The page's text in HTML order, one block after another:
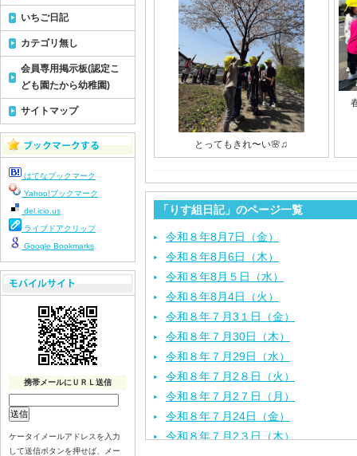
とってもきれ〜い🌸♫
「りす組日記」のページ一覧
令和８年8月7日（金）
令和８年8月6日（木）
令和８年8月５日（水）
令和８年8月4日（火）
令和８年７月3１日（金）
令和８年７月30日（木）
令和８年７月29日（水）
令和８年７月2８日（火）
令和８年７月2７日（月）
令和８年７月24日（金）
令和８年７月2３日（木）
いちご日記
カテゴリ無し
会員専用掲示板(認定こ
ども園たから幼稚園)
サイトマップ
はてなブックマーク
Yahoo!ブックマーク
del.icio.us
ライブドアクリップ
Google Bookmarks
携帯メールにＵＲＬ送信
ケータイメールアドレスを入力
して送信ボタンを押せば、メー